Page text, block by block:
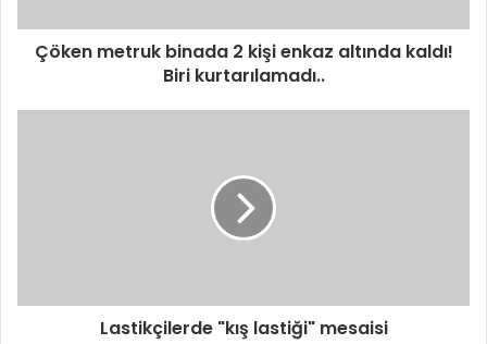
Çöken metruk binada 2 kişi enkaz altında kaldı!
Biri kurtarılamadı..
Lastikçilerde "kış lastiği" mesaisi